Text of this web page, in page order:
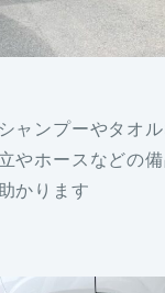
ャンプーやタオル
ホースなどの備
かります